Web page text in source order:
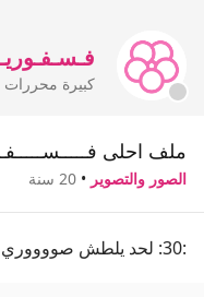
كبيرة محررات
ملف احلى
الصور والتصوير • 20 سنة
:30: لحد يلطش صووووري